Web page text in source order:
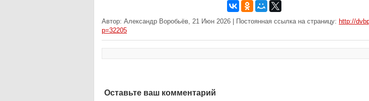
Автор: Александр Воробьёв, 21 Июн 2026 | Постоянная ссылка на страницу: http://
p=32205
Оставьте ваш комментарий